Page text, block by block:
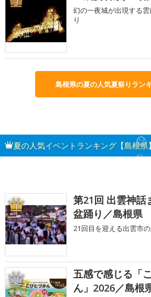
3
幻の一夜城が出現する
り
島根県の夏の人気夏祭りラン
夏の人気イベントランキング【島根県】
1
第21回 出雲神
盆踊り／島根県
21回目を迎える出雲市
2
五感で感じる「
ん」2026／島根